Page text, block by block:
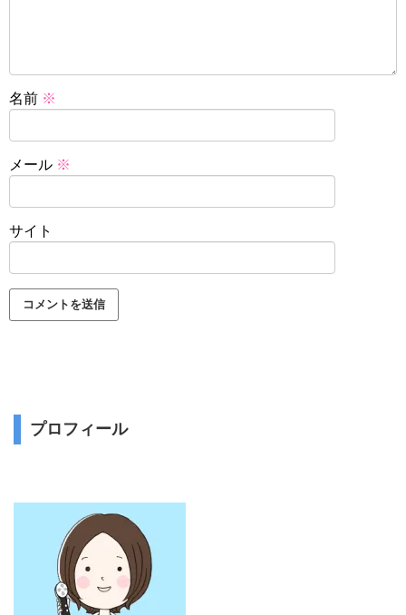
名前 ※
メール ※
サイト
プロフィール